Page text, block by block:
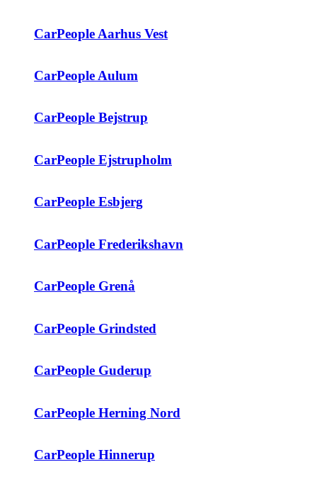
CarPeople Aarhus Vest
CarPeople Aulum
CarPeople Bejstrup
CarPeople Ejstrupholm
CarPeople Esbjerg
CarPeople Frederikshavn
CarPeople Grenå
CarPeople Grindsted
CarPeople Guderup
CarPeople Herning Nord
CarPeople Hinnerup